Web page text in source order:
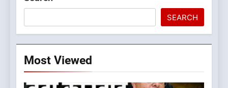
SEARCH
Most Viewed